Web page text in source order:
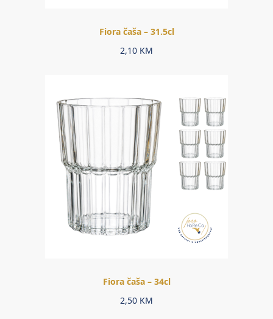
Fiora čaša – 31.5cl
2,10 KM
Fiora čaša – 34cl
2,50 KM